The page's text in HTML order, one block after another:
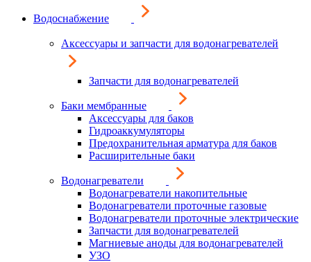
Водоснабжение
Аксессуары и запчасти для водонагревателей
Запчасти для водонагревателей
Баки мембранные
Аксессуары для баков
Гидроаккумуляторы
Предохранительная арматура для баков
Расширительные баки
Водонагреватели
Водонагреватели накопительные
Водонагреватели проточные газовые
Водонагреватели проточные электрические
Запчасти для водонагревателей
Магниевые аноды для водонагревателей
УЗО